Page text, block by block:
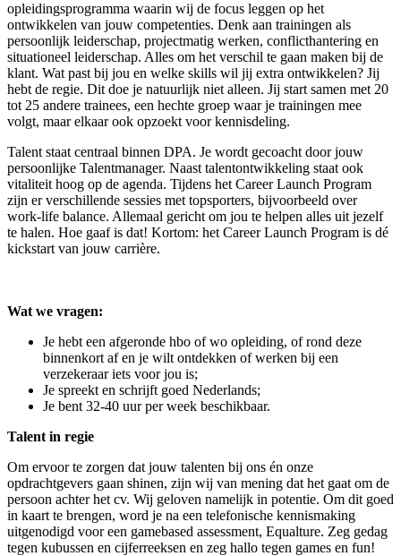
opleidingsprogramma waarin wij de focus leggen op het
ontwikkelen van jouw competenties. Denk aan trainingen als
persoonlijk leiderschap, projectmatig werken, conflicthantering en
situationeel leiderschap. Alles om het verschil te gaan maken bij de
klant. Wat past bij jou en welke skills wil jij extra ontwikkelen? Jij
hebt de regie. Dit doe je natuurlijk niet alleen. Jij start samen met 20
tot 25 andere trainees, een hechte groep waar je trainingen mee
volgt, maar elkaar ook opzoekt voor kennisdeling.
Talent staat centraal binnen DPA. Je wordt gecoacht door jouw
persoonlijke Talentmanager. Naast talentontwikkeling staat ook
vitaliteit hoog op de agenda. Tijdens het Career Launch Program
zijn er verschillende sessies met topsporters, bijvoorbeeld over
work-life balance. Allemaal gericht om jou te helpen alles uit jezelf
te halen. Hoe gaaf is dat! Kortom: het Career Launch Program is dé
kickstart van jouw carrière.
Wat we vragen:
Je hebt een afgeronde hbo of wo opleiding, of rond deze
binnenkort af en je wilt ontdekken of werken bij een
verzekeraar iets voor jou is;
Je spreekt en schrijft goed Nederlands;
Je bent 32-40 uur per week beschikbaar.
Talent in regie
Om ervoor te zorgen dat jouw talenten bij ons én onze
opdrachtgevers gaan shinen, zijn wij van mening dat het gaat om de
persoon achter het cv. Wij geloven namelijk in potentie. Om dit goed
in kaart te brengen, word je na een telefonische kennismaking
uitgenodigd voor een gamebased assessment, Equalture. Zeg gedag
tegen kubussen en cijferreeksen en zeg hallo tegen games en fun!